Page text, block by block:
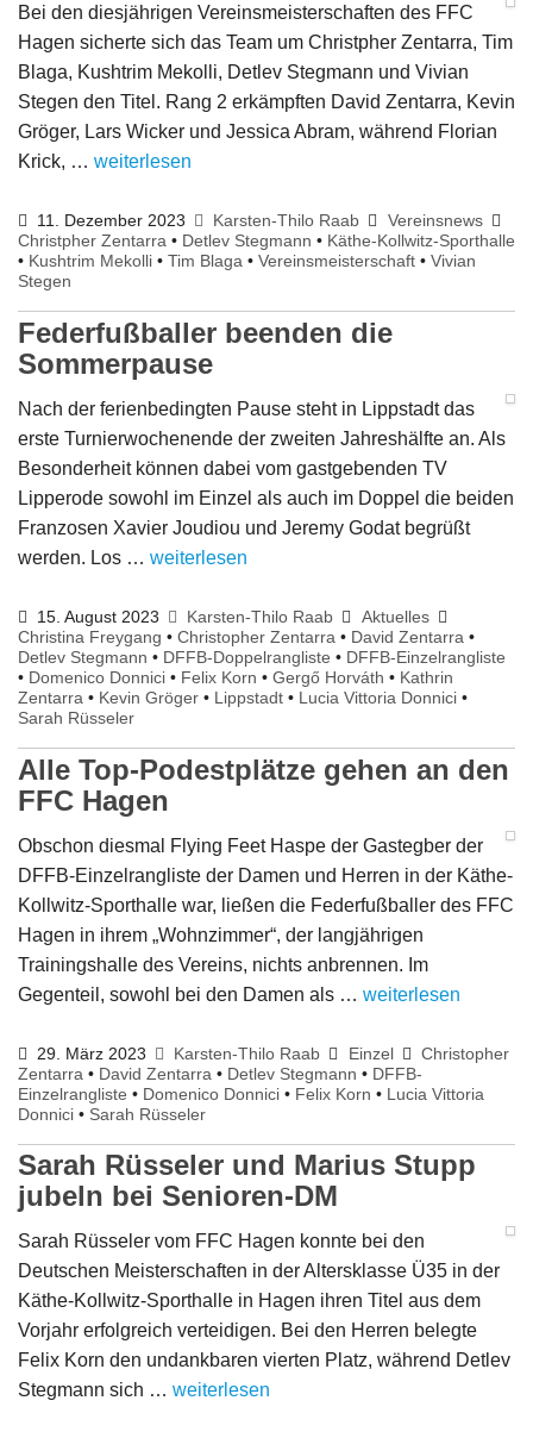
Bei den diesjährigen Vereinsmeisterschaften des FFC
Hagen sicherte sich das Team um Christpher Zentarra, Tim
Blaga, Kushtrim Mekolli, Detlev Stegmann und Vivian
Stegen den Titel. Rang 2 erkämpften David Zentarra, Kevin
Gröger, Lars Wicker und Jessica Abram, während Florian
Krick, … weiterlesen
11. Dezember 2023 Karsten-Thilo Raab
Vereinsnews
Christpher Zentarra • Detlev Stegmann • Käthe-Kollwitz-Sporthalle
• Kushtrim Mekolli • Tim Blaga • Vereinsmeisterschaft • Vivian
Stegen
Federfußballer beenden die
Sommerpause
Nach der ferienbedingten Pause steht in Lippstadt das
erste Turnierwochenende der zweiten Jahreshälfte an. Als
Besonderheit können dabei vom gastgebenden TV
Lipperode sowohl im Einzel als auch im Doppel die beiden
Franzosen Xavier Joudiou und Jeremy Godat begrüßt
werden. Los … weiterlesen
15. August 2023 Karsten-Thilo Raab
Aktuelles
Christina Freygang • Christopher Zentarra • David Zentarra •
Detlev Stegmann • DFFB-Doppelrangliste • DFFB-Einzelrangliste
• Domenico Donnici • Felix Korn • Gergő Horváth • Kathrin
Zentarra • Kevin Gröger • Lippstadt • Lucia Vittoria Donnici •
Sarah Rüsseler
Alle Top-Podestplätze gehen an den
FFC Hagen
Obschon diesmal Flying Feet Haspe der Gastegber der
DFFB-Einzelrangliste der Damen und Herren in der Käthe-
Kollwitz-Sporthalle war, ließen die Federfußballer des FFC
Hagen in ihrem „Wohnzimmer“, der langjährigen
Trainingshalle des Vereins, nichts anbrennen. Im
Gegenteil, sowohl bei den Damen als … weiterlesen
29. März 2023 Karsten-Thilo Raab Einzel
Christopher
Zentarra • David Zentarra • Detlev Stegmann • DFFB-
Einzelrangliste • Domenico Donnici • Felix Korn • Lucia Vittoria
Donnici • Sarah Rüsseler
Sarah Rüsseler und Marius Stupp
jubeln bei Senioren-DM
Sarah Rüsseler vom FFC Hagen konnte bei den
Deutschen Meisterschaften in der Altersklasse Ü35 in der
Käthe-Kollwitz-Sporthalle in Hagen ihren Titel aus dem
Vorjahr erfolgreich verteidigen. Bei den Herren belegte
Felix Korn den undankbaren vierten Platz, während Detlev
Stegmann sich … weiterlesen